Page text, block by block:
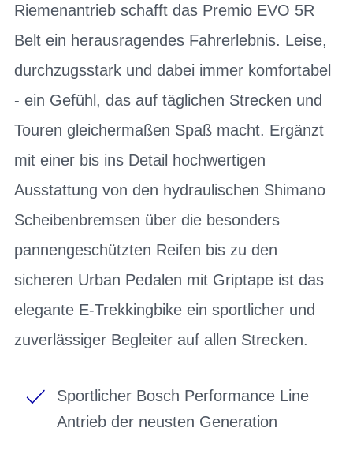
Riemenantrieb schafft das Premio EVO 5R
Belt ein herausragendes Fahrerlebnis. Leise,
durchzugsstark und dabei immer komfortabel
- ein Gefühl, das auf täglichen Strecken und
Touren gleichermaßen Spaß macht. Ergänzt
mit einer bis ins Detail hochwertigen
Ausstattung von den hydraulischen Shimano
Scheibenbremsen über die besonders
pannengeschützten Reifen bis zu den
sicheren Urban Pedalen mit Griptape ist das
elegante E-Trekkingbike ein sportlicher und
zuverlässiger Begleiter auf allen Strecken.
Sportlicher Bosch Performance Line
Antrieb der neusten Generation